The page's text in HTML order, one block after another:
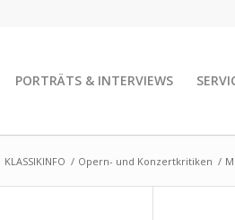
PORTRÄTS & INTERVIEWS
KLASSIKINFO / Opern- und Konzertkritiken /